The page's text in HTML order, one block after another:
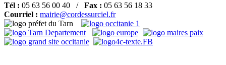
Tél : 05 63 56 00 40 / Fax : 05 63 56 18 33
Courriel : mairie@cordessurciel.fr